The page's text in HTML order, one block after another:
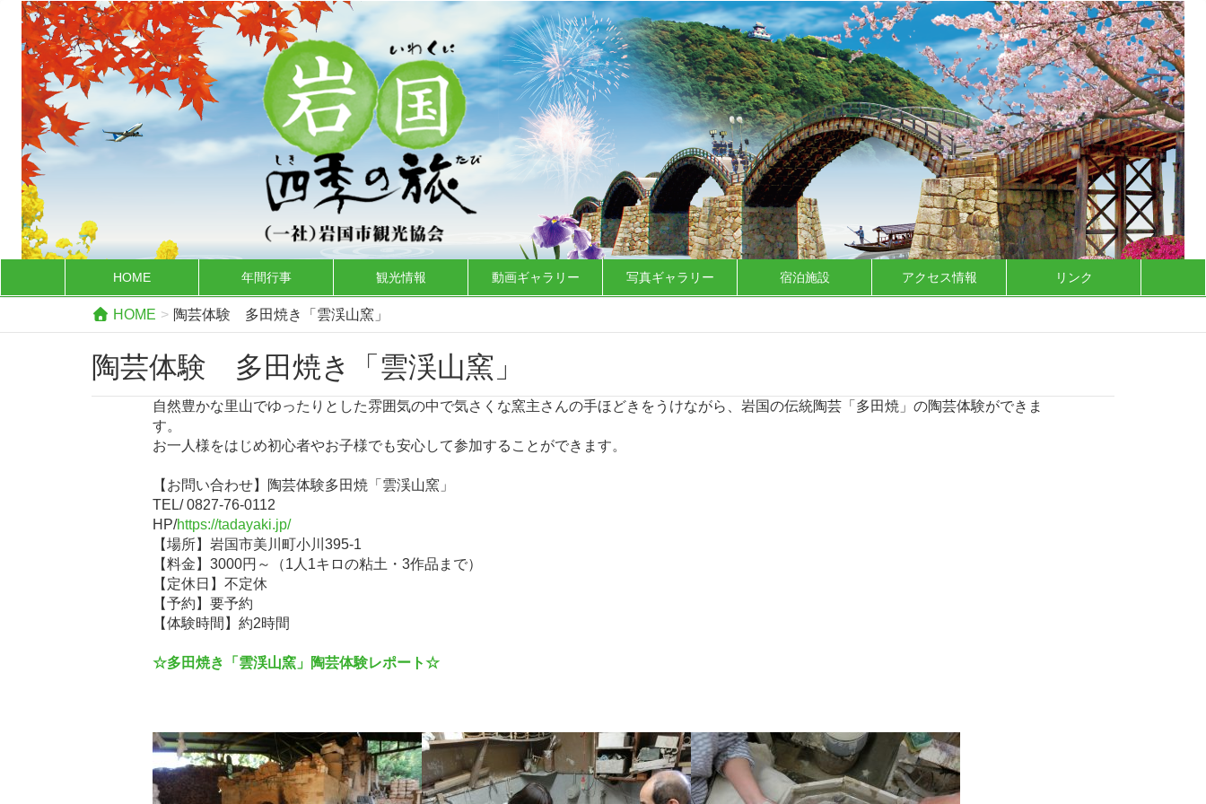
HOME 年間行事 観光情報 動画ギャラリー 写真ギャラリー 宿泊施設 アクセス情報 リンク
HOME 陶芸体験 多田焼き「雲渓山窯」
陶芸体験 多田焼き「雲渓山窯」
自然豊かな里山でゆったりとした雰囲気の中で気さくな窯主さんの手ほどきをうけながら、岩国の伝統陶芸「多田焼」の陶芸体験ができま
す。
お一人様をはじめ初心者やお子様でも安心して参加することができます。
【お問い合わせ】陶芸体験多田焼「雲渓山窯」
TEL/ 0827-76-0112
HP/https://tadayaki.jp/
【場所】岩国市美川町小川395-1
【料金】3000円～（1人1キロの粘土・3作品まで）
【定休日】不定休
【予約】要予約
【体験時間】約2時間
☆多田焼き「雲渓山窯」陶芸体験レポート☆